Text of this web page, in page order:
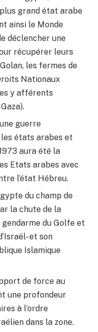
grand état arabe
ainsi le Monde
déclencher une
récupérer leurs
les fermes de
Nationaux
y afférents
guerre
les états arabes et
aura été la
Etats arabes avec
l’état Hébreu.
du champ de
la chute de la
du Golfe et
et son
Islamique
de force au
une profondeur
à l‘ordre
dans la zone.